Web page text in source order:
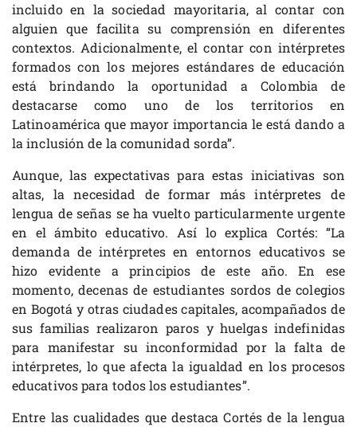
incluido en la sociedad mayoritaria, al contar con
alguien que facilita su comprensión en diferentes
contextos. Adicionalmente, el contar con intérpretes
formados con los mejores estándares de educación
está brindando la oportunidad a Colombia de
destacarse como uno de los territorios en
Latinoamérica que mayor importancia le está dando a
la inclusión de la comunidad sorda”.
Aunque, las expectativas para estas iniciativas son
altas, la necesidad de formar más intérpretes de
lengua de señas se ha vuelto particularmente urgente
en el ámbito educativo. Así lo explica Cortés: “La
demanda de intérpretes en entornos educativos se
hizo evidente a principios de este año. En ese
momento, decenas de estudiantes sordos de colegios
en Bogotá y otras ciudades capitales, acompañados de
sus familias realizaron paros y huelgas indefinidas
para manifestar su inconformidad por la falta de
intérpretes, lo que afecta la igualdad en los procesos
educativos para todos los estudiantes”.
Entre las cualidades que destaca Cortés de la lengua